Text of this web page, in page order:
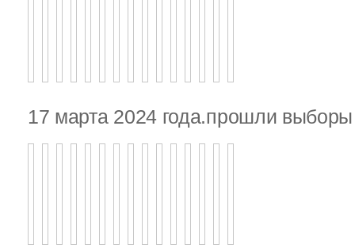
17 марта 2024 года.прошли